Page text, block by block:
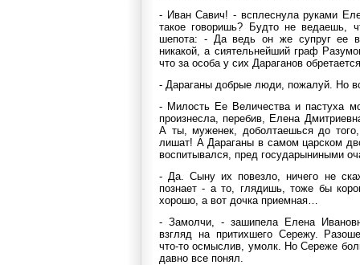
- Иван Савич! - всплеснула руками
такое говоришь? Будто не ведаешь,
шепота: - Да ведь он же супруг ее
никакой, а сиятельнейший граф
что за особа у сих Дараганов
- Дараганы добрые люди, пожалуй. Но
- Милость Ее Величества и пастуха
произнесла, перебив, Елена
А ты, муженек, доболтаешься до
лишат! А Дараганы в самом царском
воспитывался, пред государыниными
- Да. Сыну их повезло, ничего не
познает - а то, глядишь, тоже бы
хорошо, а вот дочка приемная…
- Замолчи, - зашипела Елена
взгляд на притихшего Сережу.
что-то осмыслив, умолк. Но Сереже
давно все понял.